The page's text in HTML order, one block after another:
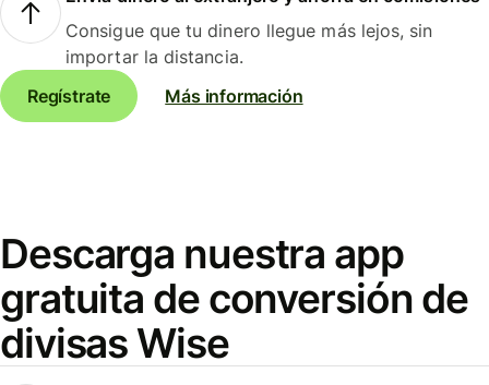
Consigue que tu dinero llegue más lejos, sin
importar la distancia.
Regístrate
Más información
Descarga nuestra app
gratuita de conversión de
divisas Wise